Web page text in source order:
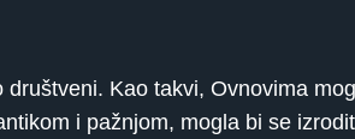
društveni. Kao takvi, Ovnovima
i pažnjom, mogla bi se